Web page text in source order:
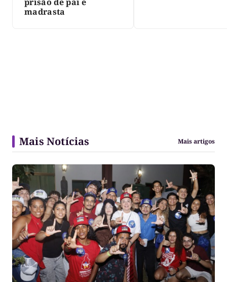
madrasta
Mais Notícias Mais artigos